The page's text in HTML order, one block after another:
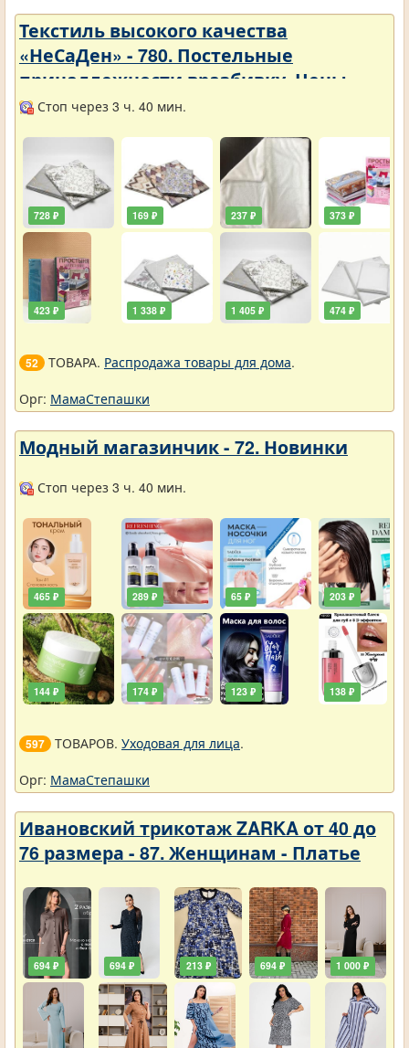
Текстиль высокого качества
«НеСаДен» - 780. Постельные
принадлежности вразбивку. Цены
упали
Стоп через 3 ч. 40 мин.
728 ₽
423 ₽
169 ₽
1 338 ₽
237 ₽
1 405 ₽
373 ₽
474 ₽
52 ТОВАРА. Распродажа товары для дома.
Орг: МамаСтепашки
Модный магазинчик - 72. Новинки
Стоп через 3 ч. 40 мин.
465 ₽
144 ₽
289 ₽
174 ₽
65 ₽
123 ₽
203 ₽
138 ₽
597 ТОВАРОВ. Уходовая для лица.
Орг: МамаСтепашки
Ивановский трикотаж ZARKA от 40 до
76 размера - 87. Женщинам - Платье
694 ₽ 694 ₽ 213 ₽ 694 ₽ 1 000 ₽